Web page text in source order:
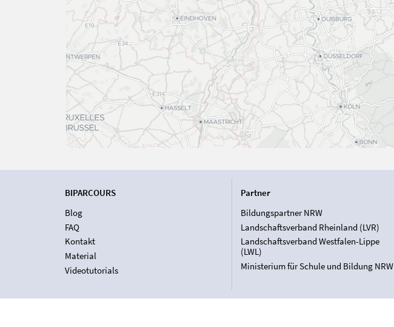
BIPARCOURS
Blog
FAQ
Kontakt
Material
Videotutorials
Partner
Bildungspartner NRW
Landschaftsverband Rheinland (LVR)
Landschaftsverband Westfalen-Lippe
(LWL)
Ministerium für Schule und Bildung NRW